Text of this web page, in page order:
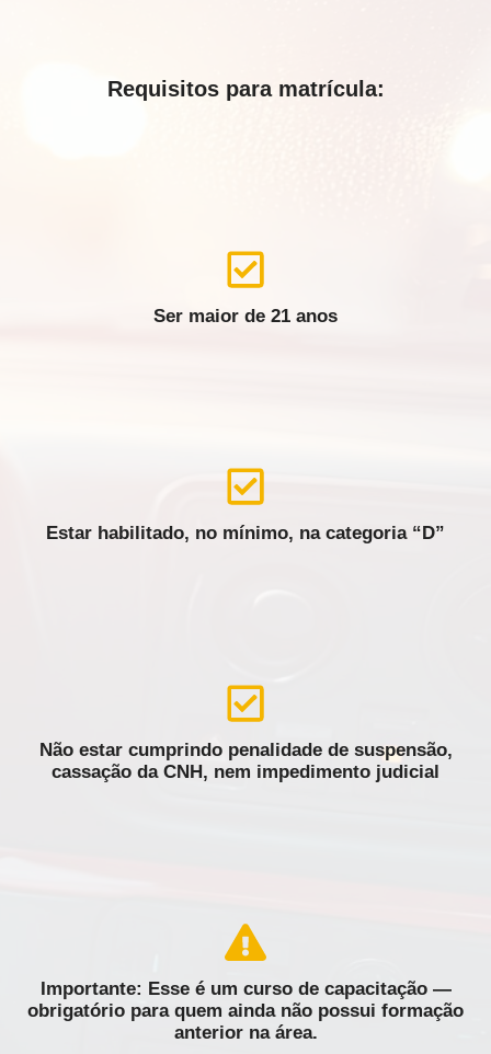
Requisitos para matrícula:
Ser maior de 21 anos
Estar habilitado, no mínimo, na categoria “D”
Não estar cumprindo penalidade de suspensão,
cassação da CNH, nem impedimento judicial
Importante: Esse é um curso de capacitação —
obrigatório para quem ainda não possui formação
anterior na área.